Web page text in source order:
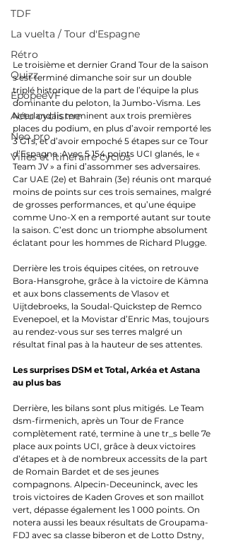
TDF
La vuelta / Tour d'Espagne
Rétro
Quizz
EpopeeVF
Actu cyclisme
Neo pro
Villes et itinéraire cyclos
Le troisième et dernier Grand Tour de la saison
s’est terminé dimanche soir sur un double
triplé historique de la part de l’équipe la plus
dominante du peloton, la Jumbo-Visma. Les
Néerlandais terminent aux trois premières
places du podium, en plus d’avoir remporté les
3 GTs, et d’avoir empoché 5 étapes sur ce Tour
d’Espagne. Avec 5 154 points UCI glanés, le «
Team JV » a fini d’assommer ses adversaires.
Car UAE (2e) et Bahrain (3e) réunis ont marqué
moins de points sur ces trois semaines, malgré
de grosses performances, et qu’une équipe
comme Uno-X en a remporté autant sur toute
la saison. C’est donc un triomphe absolument
éclatant pour les hommes de Richard Plugge.
Derrière les trois équipes citées, on retrouve
Bora-Hansgrohe, grâce à la victoire de Kämna
et aux bons classements de Vlasov et
Uijtdebroeks, la Soudal-Quickstep de Remco
Evenepoel, et la Movistar d’Enric Mas, toujours
au rendez-vous sur ses terres malgré un
résultat final pas à la hauteur de ses attentes.
Les surprises DSM et Total, Arkéa et Astana
au plus bas
Derrière, les bilans sont plus mitigés. Le Team
dsm-firmenich, après un Tour de France
complètement raté, termine à une tr_s belle 7e
place aux points UCI, grâce à deux victoires
d’étapes et à de nombreux accessits de la part
de Romain Bardet et de ses jeunes
compagnons. Alpecin-Deceuninck, avec les
trois victoires de Kaden Groves et son maillot
vert, dépasse également les 1 000 points. On
notera aussi les beaux résultats de Groupama-
FDJ avec sa classe biberon et de Lotto Dstny,